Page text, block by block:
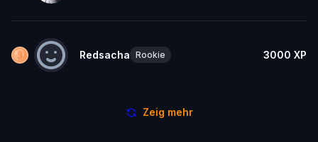
Redsacha Rookie 3000 XP
Zeig mehr